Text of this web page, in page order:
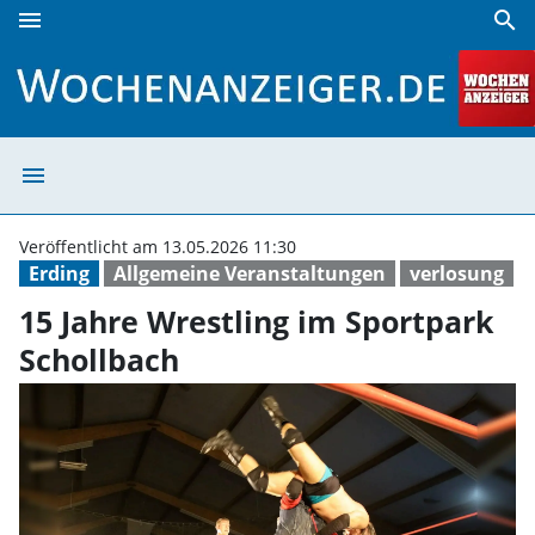
menu search
menu
Erding Allgemeine Veranstaltungen verlosung
Veröffentlicht am 13.05.2026 11:30
15 Jahre Wrestling im Sportpark
Schollbach